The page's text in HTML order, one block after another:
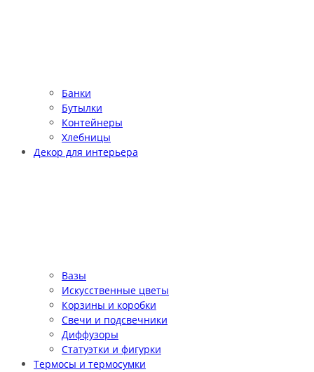
Банки
Бутылки
Контейнеры
Хлебницы
Декор для интерьера
Вазы
Искусственные цветы
Корзины и коробки
Свечи и подсвечники
Диффузоры
Статуэтки и фигурки
Термосы и термосумки